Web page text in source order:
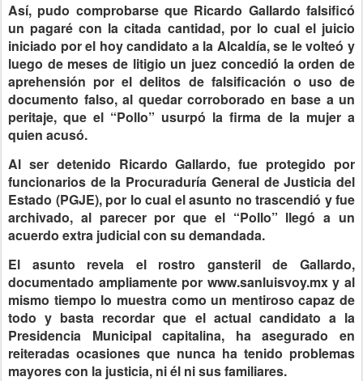
Así, pudo comprobarse que Ricardo Gallardo falsificó
un pagaré con la citada cantidad, por lo cual el juicio
iniciado por el hoy candidato a la Alcaldía, se le volteó y
luego de meses de litigio un juez concedió la orden de
aprehensión por el delitos de falsificación o uso de
documento falso, al quedar corroborado en base a un
peritaje, que el “Pollo” usurpó la firma de la mujer a
quien acusó.
Al ser detenido Ricardo Gallardo, fue protegido por
funcionarios de la Procuraduría General de Justicia del
Estado (PGJE), por lo cual el asunto no trascendió y fue
archivado, al parecer por que el “Pollo” llegó a un
acuerdo extra judicial con su demandada.
El asunto revela el rostro gansteril de Gallardo,
documentado ampliamente por www.sanluisvoy.mx y al
mismo tiempo lo muestra como un mentiroso capaz de
todo y basta recordar que el actual candidato a la
Presidencia Municipal capitalina, ha asegurado en
reiteradas ocasiones que nunca ha tenido problemas
mayores con la justicia, ni él ni sus familiares.